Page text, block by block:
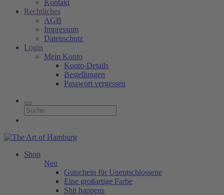
Kontakt
Rechtliches
AGB
Impressum
Datenschutz
Login
Mein Konto
Konto-Details
Bestellungen
Passwort vergessen
Shop
Neu
Gutschein für Unentschlossene
Eine großartige Farbe
Shit happens